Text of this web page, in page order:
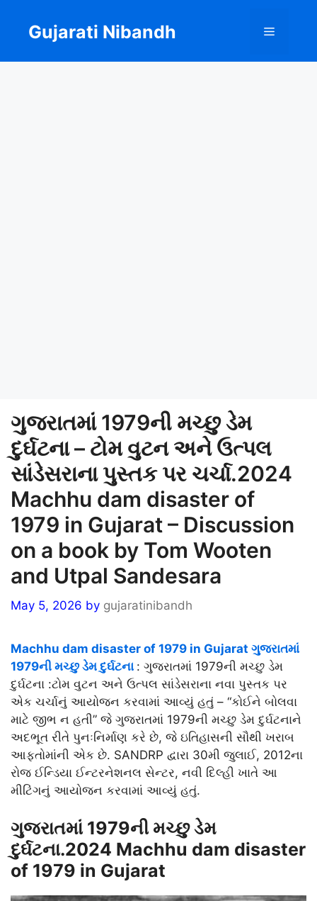
content
Gujarati Nibandh Menu
ગુજરાતમાં 1979ની મચ્છુ ડેમ
દુર્ઘટના – ટોમ વુટન અને ઉત્પલ
સાંડેસરાના પુસ્તક પર ચર્ચા.2024
Machhu dam disaster of
1979 in Gujarat – Discussion
on a book by Tom Wooten
and Utpal Sandesara
May 5, 2026 by gujaratinibandh
Machhu dam disaster of 1979 in Gujarat ગુજરાતમાં
1979ની મચ્છુ ડેમ દુર્ઘટના : ગુજરાતમાં 1979ની મચ્છુ ડેમ
દુર્ઘટના :ટોમ વુટન અને ઉત્પલ સાંડેસરાના નવા પુસ્તક પર
એક ચર્ચાનું આયોજન કરવામાં આવ્યું હતું – “કોઈને બોલવા
માટે જીભ ન હતી” જે ગુજરાતમાં 1979ની મચ્છુ ડેમ દુર્ઘટનાને
અદભૂત રીતે પુનઃનિર્માણ કરે છે, જે ઇતિહાસની સૌથી ખરાબ
આફતોમાંની એક છે. SANDRP દ્વારા 30મી જુલાઈ, 2012ના
રોજ ઈન્ડિયા ઈન્ટરનેશનલ સેન્ટર, નવી દિલ્હી ખાતે આ
મીટિંગનું આયોજન કરવામાં આવ્યું હતું.
ગુજરાતમાં 1979ની મચ્છુ ડેમ
દુર્ઘટના.2024 Machhu dam disaster
of 1979 in Gujarat